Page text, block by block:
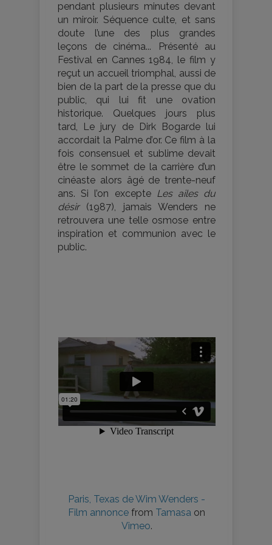
pendant plusieurs minutes devant
un miroir. Séquence culte, et sans
doute l’une des plus grandes
leçons de cinéma... Présenté au
Festival en Cannes 1984, le film y
reçut un accueil triomphal, aussi de
bien de la part de la presse que du
public, qui lui fit une ovation
historique. Quelques jours plus
tard, Le jury de Dirk Bogarde lui
accordait la Palme d’or. Ce film à la
fois consensuel et sublime devait
être le sommet de la carrière d’un
cinéaste alors âgé de trente-neuf
ans. Si l’on excepte Les ailes du
désir(1987), jamais Wenders ne
retrouvera une telle osmose entre
inspiration et communion avec le
public.
Paris, Texas de Wim Wenders -
Film annonce from Tamasa on
Vimeo.